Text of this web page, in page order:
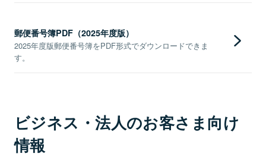
郵便番号簿PDF（2025年度版）
2025年度版郵便番号簿をPDF形式でダウンロードできま
す。
ビジネス・法人のお客さま向け
情報